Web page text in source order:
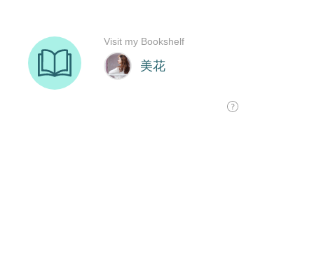
美花
Visit my Bookshelf